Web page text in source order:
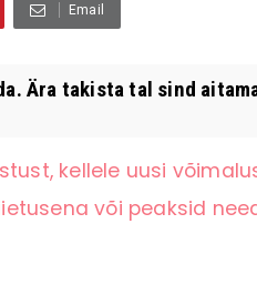
Email
Ära takista tal sind
kellele uusi
või peaksid